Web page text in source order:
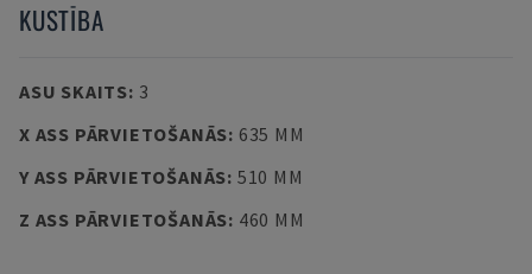
KUSTĪBA
ASU SKAITS: 3
X ASS PĀRVIETOŠANĀS: 635 MM
Y ASS PĀRVIETOŠANĀS: 510 MM
Z ASS PĀRVIETOŠANĀS: 460 MM